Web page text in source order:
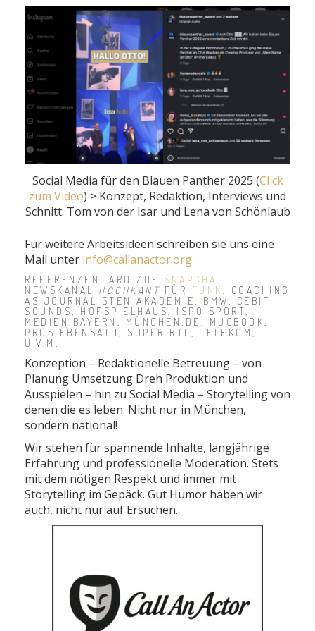
Social Media für den Blauen Panther 2025 (Click
zum Video) > Konzept, Redaktion, Interviews und
Schnitt: Tom von der Isar und Lena von Schönlaub
Für weitere Arbeitsideen schreiben sie uns eine
Mail unter info@callanactor.org
REFERENZEN: ARD ZDF SNAPCHAT-
NEWSKANAL HOCHKANT FÜR FUNK
, COACHING
AS JOURNALISTEN AKADEMIE, BMW, CEBIT
SOUNDS, HOFSPIELHAUS, ISPO SPORT,
MEDIEN.BAYERN, MÜNCHEN.DE, MUCBOOK,
PROSIEBENSAT.1, SUPER RTL, TELEKOM,
U.V.M.
Konzeption – Redaktionelle Betreuung – von
Planung Umsetzung Dreh Produktion und
Ausspielen – hin zu Social Media – Storytelling von
denen die es leben: Nicht nur in München,
sondern national!
Wir stehen für spannende Inhalte, langjährige
Erfahrung und professionelle Moderation. Stets
mit dem nötigen Respekt und immer mit
Storytelling im Gepäck. Gut Humor haben wir
auch, nicht nur auf Ersuchen.